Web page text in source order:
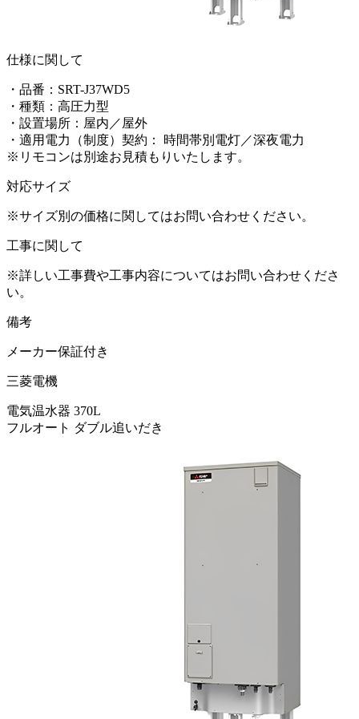
仕様に関して
・品番： SRT-J37WD5
・種類： 高圧力型
・設置場所： 屋内／屋外
・適用電力（制度）契約： 時間帯別電灯／深夜電力
※リモコンは別途お見積もりいたします。
対応サイズ
※サイズ別の価格に関してはお問い合わせください。
工事に関して
※詳しい工事費や工事内容についてはお問い合わせくださ
い。
備考
メーカー保証付き
三菱電機
電気温水器 370L
フルオート ダブル追いだき